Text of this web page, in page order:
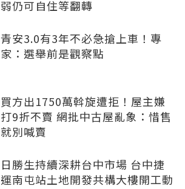
弱仍可自住等翻轉
青安3.0有3年不必急搶上車！專
家：選舉前是觀察點
買方出1750萬斡旋遭拒！屋主嫌
打9折不賣 網批中古屋亂象：惜售
就別喊賣
日勝生持續深耕台中市場 台中捷
運南屯站土地開發共構大樓開工動